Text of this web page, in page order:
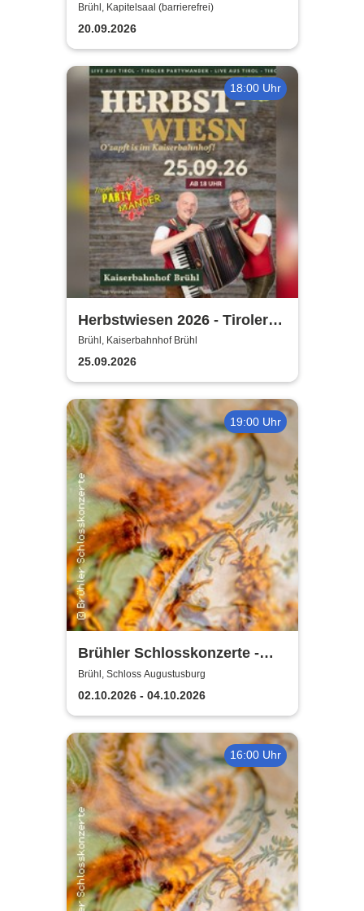
Brühl, Kapitelsaal (barrierefrei)
20.09.2026
18:00 Uhr
Herbstwiesen 2026 - Tiroler
Partymander live |
Kaiserbahnhof Brühl
Brühl, Kaiserbahnhof Brühl
25.09.2026
19:00 Uhr
Brühler Schlosskonzerte -
Haydn-Festival 2026
Brühl, Schloss Augustusburg
02.10.2026 - 04.10.2026
16:00 Uhr